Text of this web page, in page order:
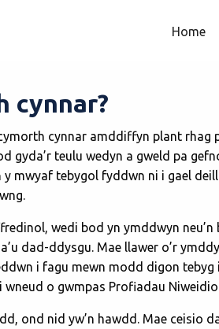
Home
cynnar?
cynnar amddiffyn plant
teulu wedyn a gweld pa
mwyaf tebygol fyddwn ni i gael
wedi bod yn ymddwyn
dad-ddysgu. Mae llawer o’r
i fagu mewn modd digon
o gwmpas Profiadau
ond nid yw’n hawdd. Mae ceisio